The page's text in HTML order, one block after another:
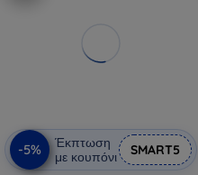
-5%
Έκπτωση
με κουπόνι
SMART5